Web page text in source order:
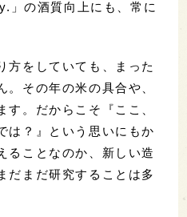
」の酒質向上にも、常に
方をしていても、まった
。その年の米の具合や、
す。だからこそ『ここ、
は？』という思いにもか
ることなのか、新しい造
まだ研究することは多